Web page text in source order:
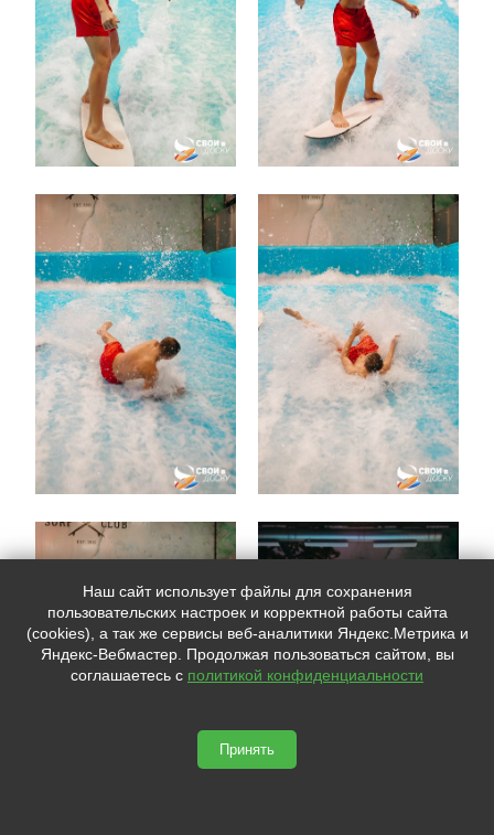
Наш сайт использует файлы для сохранения
пользовательских настроек и корректной работы сайта
(cookies), а так же сервисы веб-аналитики Яндекс.Метрика и
Яндекс-Вебмастер. Продолжая пользоваться сайтом, вы
соглашаетесь с политикой конфиденциальности
Принять